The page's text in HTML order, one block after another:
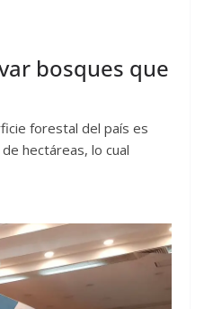
bosques que
forestal del país es
hectáreas, lo cual